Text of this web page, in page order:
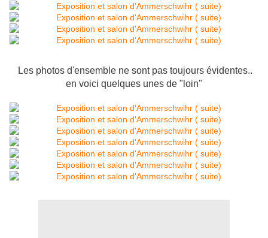
Les photos d'ensemble ne sont pas toujours évidentes..
en voici quelques unes de "loin"